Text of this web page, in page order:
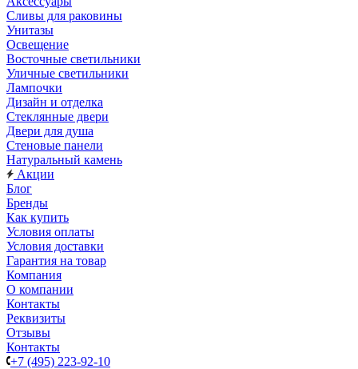
Сливы для раковины
Унитазы
Освещение
Восточные светильники
Уличные светильники
Лампочки
Дизайн и отделка
Стеклянные двери
Двери для душа
Стеновые панели
Натуральный камень
Акции
Блог
Бренды
Как купить
Условия оплаты
Условия доставки
Гарантия на товар
Компания
О компании
Контакты
Реквизиты
Отзывы
Контакты
+7 (495) 223-92-10